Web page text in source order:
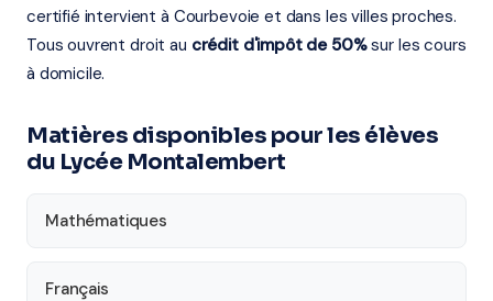
certifié intervient à Courbevoie et dans les villes proches.
Tous ouvrent droit au crédit d'impôt de 50%sur les cours
à domicile.
Matières disponibles pour les élèves
du Lycée Montalembert
Mathématiques
Français